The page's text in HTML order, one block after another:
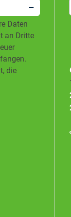
Daten
an Dritte
die